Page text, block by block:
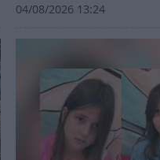
04/08/2026 13:24